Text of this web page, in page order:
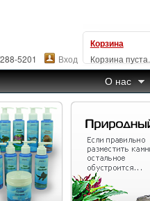
Корзина
Корзина пуста.
5201 Вход
О нас